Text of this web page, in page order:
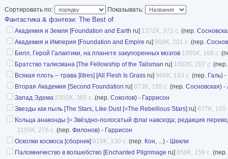
Сортировать по: Показывать:
Фантастика & фэнтези: The Best of
Академия и Земля [Foundation and Earth ru] 1372K, 372 с. (пер.
Академия и Империя [Foundation and Empire ru] 908K, 201 с. (пер.
Билл, Герой Галактики, на планете закупоренных мозгов 1005K, 168 с.
Братство талисмана [The Fellowship of the Talisman ru] 1002K, 207 с.
Всякая плоть – трава [litres] [All Flesh Is Grass ru] 966K, 193 с. (пер. Галь) -
Вторая Академия [Second Foundation ru] 873K, 195 с. (пер. Сосновская) -
Запад Эдема 2302K, 365 с. (пер. Соколов) - Гаррисон
Звезды как пыль [The Stars, Like Dust [=The Rebellious Stars] ru] 677K, 155
Кольца анаконды [= Звёздно-полосатый флаг навсегда; редакция
1155K, 276 с. (пер. Филонов) - Гаррисон
Осколки космоса [сборник] 816K, 130 с. (пер. Кон, ...) - Шекли
Паломничество в волшебство [Enchanted Pilgrimage ru] 858K, 159 с. (пер.